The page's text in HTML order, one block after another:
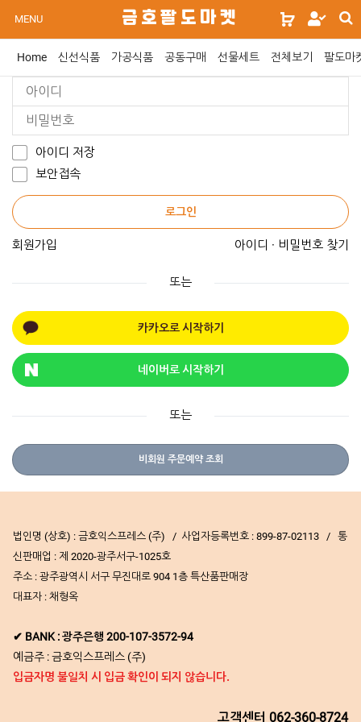
MENU 금호팔도마켓
로
인
문
Home 신선식품 가공식품 공동구매 선물세트 전체보기 팔도마
아이디 저장
보안접속
로그인
회원가입 아이디 · 비밀번호 찾기
또는
카카오로 시작하기
네이버로 시작하기
또는
비회원 주문예약 조회
법인명 (상호) : 금호익스프레스 (주) / 사업자등록번호 : 899-87-02113 / 통
신판매업 : 제 2020-광주서구-1025호
주소 : 광주광역시 서구 무진대로 904 1층 특산품판매장
대표자 : 채형옥
✔ BANK : 광주은행 200-107-3572-94
예금주 : 금호익스프레스 (주)
입금자명 불일치 시 입금 확인이 되지 않습니다.
고객센터 062-360-8724